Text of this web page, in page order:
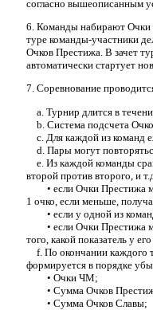
согласно вышеописанным
6. Команды набирают Очки
туре команды-участники
Очков Престижа. В зачет
автоматически стартует
7. Соревнование
a. Турнир длится в
b. Система подсчета
c. Для каждой из команд
d. Пары могут
e. Из каждой команды
второй против второго, и
• если Очки Престижа
1 очко, если меньше,
• если у одной из команд
• если Очки Престижа
того, какой показатель у
f. По окончании каждого
формируется в порядке
• Очки ЧМ;
• Сумма Очков
• Сумма Очков Славы;